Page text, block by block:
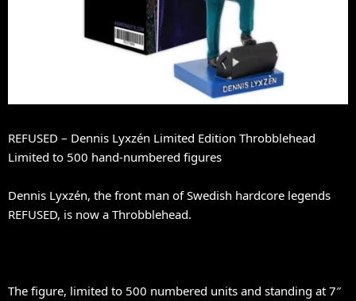
REFUSED – Dennis Lyxzén Limited Edition Throbblehead
Limited to 500 hand-numbered figures
Dennis Lyxzén, the front man of Swedish hardcore legends
REFUSED, is now a Throbblehead.
The figure, limited to 500 numbered units and standing at 7″